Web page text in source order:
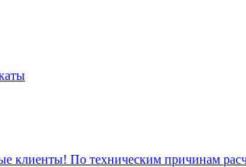
клиенты! По техническим причинам